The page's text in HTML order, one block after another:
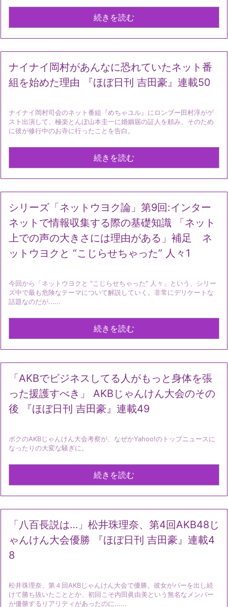
続きを読む
ナイナイ岡村があんなに恐れていたネット番
組を始めた理由 『ほぼ日刊 吉田豪』連載50
ナイナイ岡村司会のネット番組『めちゃユル』にロンブー田村淳がゲ
スト出演して、極楽とんぼ山本圭一に婚姻届の証人を頼み、そのため
に彼が修行中のお寺に行ったことを告白。
続きを読む
シリーズ「ネットウヨク論」第9回:インター
ネットで情報収集する際の基礎知識 「ネット
上での声の大きさには理由がある」補足 ネ
ットウヨクと “こじらせちゃった” 人々1
今回から「ネットウヨクと "こじらせちゃった" 人々」という、シリー
ズ中で最も危険なテーマについて解説していく。非常にデリケートな
話題なのだが......
続きを読む
「AKBでビジネスしてる人がもっと身体を張
った援護すべき」 AKBじゃんけん大会のその
後 『ほぼ日刊 吉田豪』連載49
ボクのAKBじゃんけん大会考察が、なぜかYahoo!のトップニュースに
なったりの大変な騒ぎに。
続きを読む
「八百長説は…」松井珠理奈、第4回AKB48じ
ゃんけん大会優勝 『ほぼ日刊 吉田豪』連載4
8
松井珠理奈、第４回AKBじゃんけん大会で優勝。彼女がパーを出し続
けて勝ち抜いたこととか、初回こそ内田眞由美という無名なメンバー
が優勝するリアリティがあったのに......